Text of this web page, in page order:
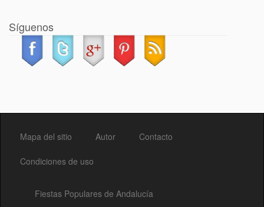
Síguenos
Mapa del sitio Autor Contacto
Condiciones de uso
Fiestas Populares de Andalucía